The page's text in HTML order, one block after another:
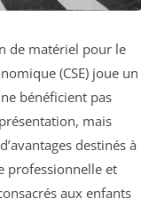
de matériel pour le
(CSE) joue un
bénéficient pas
mais
destinés à
professionnelle et
aux enfants